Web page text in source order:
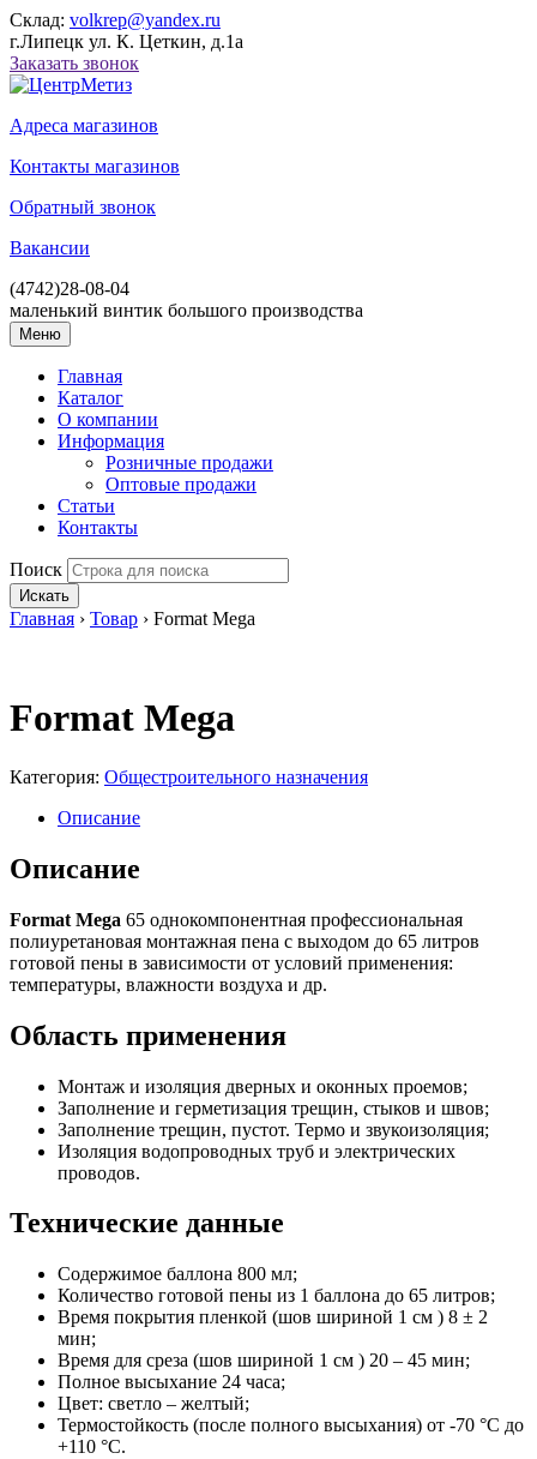
Склад: volkrep@yandex.ru
г.Липецк ул. К. Цеткин, д.1а
Заказать звонок
Адреса магазинов
Контакты магазинов
Обратный звонок
Вакансии
(4742)28-08-04
маленький винтик большого производства
Меню
Главная
Каталог
О компании
Информация
Розничные продажи
Оптовые продажи
Статьи
Контакты
Поиск
Искать
Главная › Товар › Format Mega
Format Mega
Категория: Общестроительного назначения
Описание
Описание
Format Mega 65 однокомпонентная профессиональная
полиуретановая монтажная пена с выходом до 65 литров
готовой пены в зависимости от условий применения:
температуры, влажности воздуха и др.
Область применения
Монтаж и изоляция дверных и оконных проемов;
Заполнение и герметизация трещин, стыков и швов;
Заполнение трещин, пустот. Термо и звукоизоляция;
Изоляция водопроводных труб и электрических
проводов.
Технические данные
Содержимое баллона 800 мл;
Количество готовой пены из 1 баллона до 65 литров;
Время покрытия пленкой (шов шириной 1 см ) 8 ± 2
мин;
Время для среза (шов шириной 1 см ) 20 – 45 мин;
Полное высыхание 24 часа;
Цвет: светло – желтый;
Термостойкость (после полного высыхания) от -70 °C до
+110 °C.